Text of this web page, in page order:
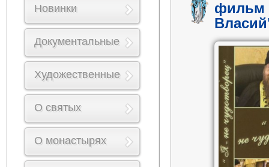
фильм
Новинки
Документальные
Художественные
О святых
О монастырях